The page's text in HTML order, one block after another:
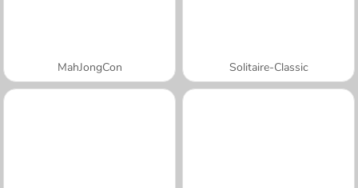
MahJongCon Solitaire-Classic